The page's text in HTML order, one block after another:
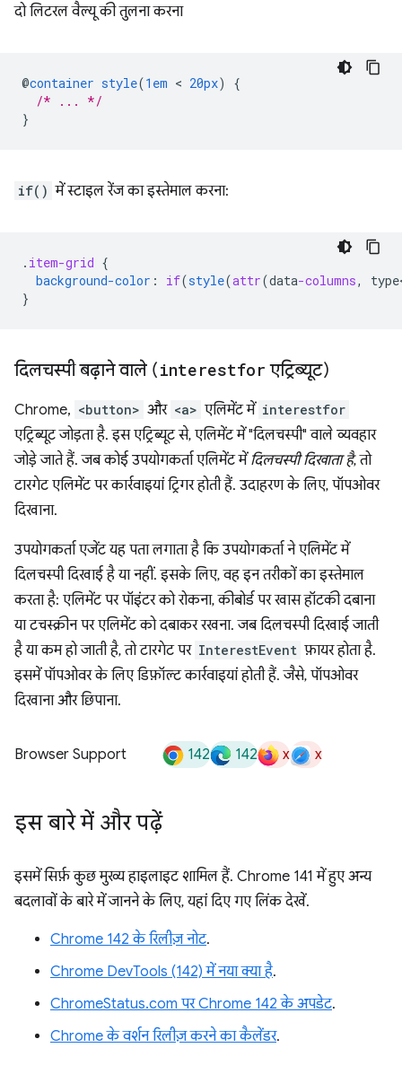
दो लिटरल वैल्यू की तुलना करना
@container style(1em < 20px)
{
/* ... */
}
if() में स्टाइल रेंज का इस्तेमाल करना:
. item-grid {
background-color : if(style(attr(data-columns,
}
दिलचस्पी बढ़ाने वाले (interestfor एट्रिब्यूट)
Chrome, <button> और <a> एलिमेंट में interestfor
एट्रिब्यूट जोड़ता है. इस एट्रिब्यूट से, एलिमेंट में "दिलचस्पी" वाले व्यवहार
जोड़े जाते हैं. जब कोई उपयोगकर्ता एलिमेंट में दिलचस्पी दिखाता है, तो
टारगेट एलिमेंट पर कार्रवाइयां ट्रिगर होती हैं. उदाहरण के लिए, पॉपओवर
दिखाना.
उपयोगकर्ता एजेंट यह पता लगाता है कि उपयोगकर्ता ने एलिमेंट में
दिलचस्पी दिखाई है या नहीं. इसके लिए, वह इन तरीकों का इस्तेमाल
करता है: एलिमेंट पर पॉइंटर को रोकना, कीबोर्ड पर खास हॉटकी दबाना
या टचस्क्रीन पर एलिमेंट को दबाकर रखना. जब दिलचस्पी दिखाई जाती
है या कम हो जाती है, तो टारगेट पर InterestEvent फ़ायर होता है.
इसमें पॉपओवर के लिए डिफ़ॉल्ट कार्रवाइयां होती हैं. जैसे, पॉपओवर
दिखाना और छिपाना.
Browser Support 142 142 x x
इस बारे में और पढ़ें
इसमें सिर्फ़ कुछ मुख्य हाइलाइट शामिल हैं. Chrome 141 में हुए अन्य
बदलावों के बारे में जानने के लिए, यहां दिए गए लिंक देखें.
Chrome 142 के रिलीज़ नोट.
Chrome DevTools (142) में नया क्या है.
ChromeStatus.com पर Chrome 142 के अपडेट.
Chrome के वर्शन रिलीज़ करने का कैलेंडर.